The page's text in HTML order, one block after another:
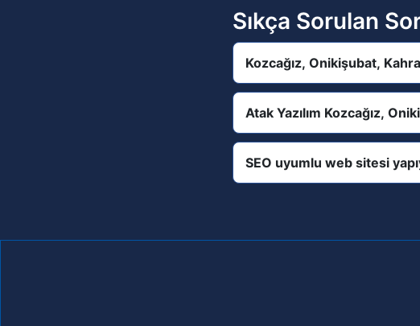
Sıkça Sorulan
Kozcağız, Onikişubat,
Atak Yazılım Kozcağız,
SEO uyumlu web sitesi